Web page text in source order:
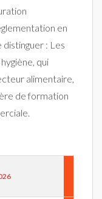
en
: Les
qui
alimentaire,
de formation